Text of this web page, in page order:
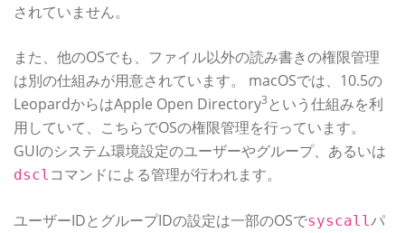
されていません。
また、他のOSでも、ファイル以外の読み書きの権限管理
は別の仕組みが用意されています。 macOSでは、10.5の
LeopardからはApple Open Directory3 という仕組みを利
用していて、こちらでOSの権限管理を行っています。
GUIのシステム環境設定のユーザーやグループ、あるいは
dscl コマンドによる管理が行われます。
ユーザーIDとグループIDの設定は一部のOSでsyscallパ